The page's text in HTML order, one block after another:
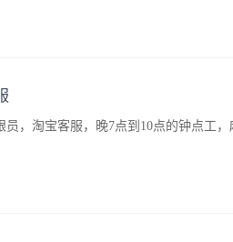
，淘宝客服，晚7点到10点的钟点工，